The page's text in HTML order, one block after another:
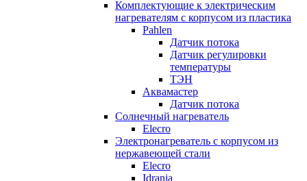
Комплектующие к электрическим
нагревателям с корпусом из пластика
Pahlen
Датчик потока
Датчик регулировки
температуры
ТЭН
Аквамастер
Датчик потока
Солнечный нагреватель
Elecro
Электронагреватель с корпусом из
нержавеющей стали
Elecro
Idrania